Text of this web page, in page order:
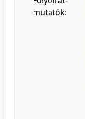
mutatók: